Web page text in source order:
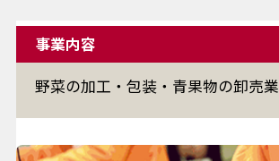
事業内容
野菜の加工・包装・青果物の卸売業